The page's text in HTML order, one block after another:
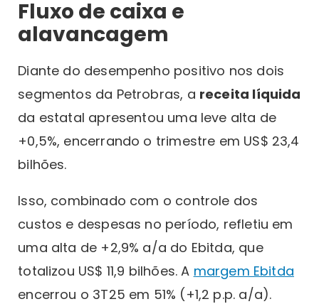
Fluxo de caixa e
alavancagem
Diante do desempenho positivo nos dois
segmentos da Petrobras, a receita líquida
da estatal apresentou uma leve alta de
+0,5%, encerrando o trimestre em US$ 23,4
bilhões.
Isso, combinado com o controle dos
custos e despesas no período, refletiu em
uma alta de +2,9% a/a do Ebitda, que
totalizou US$ 11,9 bilhões. A margem Ebitda
encerrou o 3T25 em 51% (+1,2 p.p. a/a).